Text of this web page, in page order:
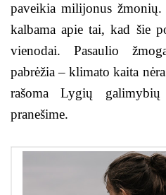
paveikia milijonus žmonių.
kalbama apie tai, kad šie
vienodai. Pasaulio
pabrėžia – klimato kaita
rašoma Lygių galimybių
pranešime.